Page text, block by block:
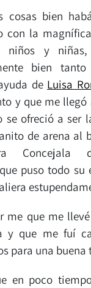
cosas bien
con la
niños y
bien
de Luisa
y que me
se ofreció a ser
de arena al
Concejala
puso todo su
me que me
y que me fuí
para una buena
en poco